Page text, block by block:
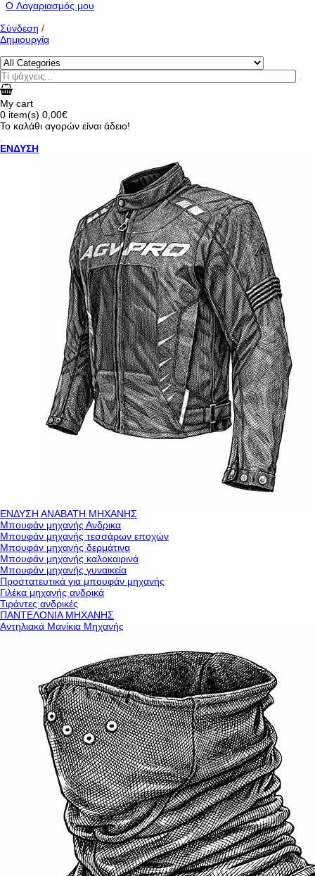
O Λογαριασμός μου
Σύνδεση /
Δημιουργία
My cart
0 item(s) 0,00€
Το καλάθι αγορών είναι άδειο!
ΕΝΔΥΣΗ
ΕΝΔΥΣΗ ΑΝΑΒΑΤΗ ΜΗΧΑΝΗΣ
Μπουφάν μηχανής Ανδρικα
Μπουφάν μηχανής τεσσάρων εποχών
Μπουφάν μηχανής δερμάτινα
Μπουφάν μηχανής καλοκαιρινά
Μπουφάν μηχανής γυναικεία
Προστατευτικά για μπουφάν μηχανής
Γιλέκα μηχανής ανδρικά
Τιράντες ανδρικές
ΠΑΝΤΕΛΟΝΙΑ ΜΗΧΑΝΗΣ
Αντηλιακά Μανίκια Μηχανής